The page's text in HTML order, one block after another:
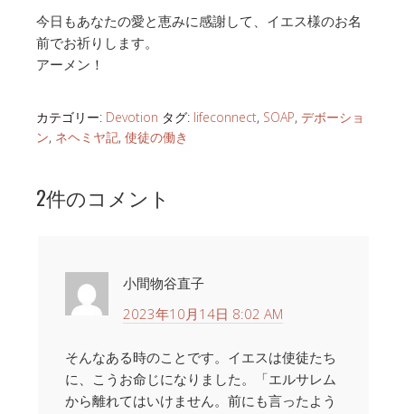
今日もあなたの愛と恵みに感謝して、イエス様のお名
前でお祈りします。
アーメン！
カテゴリー: Devotion タグ: lifeconnect, SOAP, デボーショ
ン, ネヘミヤ記, 使徒の働き
2件のコメント
小間物谷直子
2023年10月14日 8:02 AM
そんなある時のことです。イエスは使徒たち
に、こうお命じになりました。「エルサレム
から離れてはいけません。前にも言ったよう